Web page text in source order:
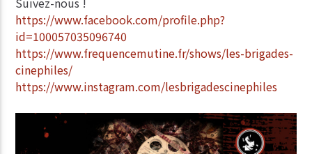
https://www.facebook.com/profile.php?
id=100057035096740
https://www.frequencemutine.fr/shows/les-brigades-
cinephiles/
https://www.instagram.com/lesbrigadescinephiles